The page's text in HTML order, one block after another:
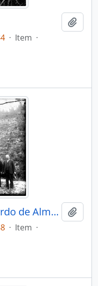
· Item ·
Comendador Luiz Bernardo de Almeida no extremo da estrada nacional n.º 32
· Item ·